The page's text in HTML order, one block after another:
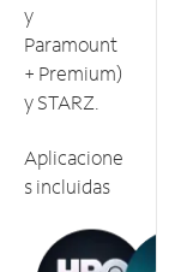
y
Paramount
+ Premium)
y STARZ.
Aplicacione
s incluidas